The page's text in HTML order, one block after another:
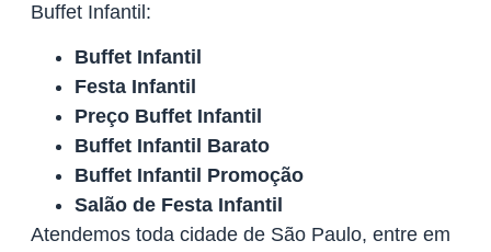
Buffet Infantil:
Buffet Infantil
Festa Infantil
Preço Buffet Infantil
Buffet Infantil Barato
Buffet Infantil Promoção
Salão de Festa Infantil
Atendemos toda cidade de São Paulo, entre em